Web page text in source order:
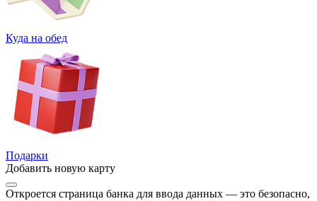
Куда на обед
Подарки
Добавить новую карту
Откроется страница банка для ввода данных — это безопасно,